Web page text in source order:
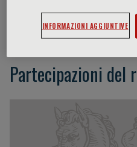
Yean Leng LIM
Partecipazioni del
INFORMAZIONI AGGIUNTIVE